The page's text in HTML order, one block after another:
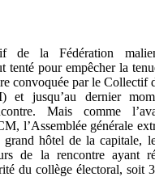
de la Fédération
pour empêcher la
convoquée par le Collectif
et jusqu’au dernier
Mais comme
l’Assemblée générale
hôtel de la capitale,
de la rencontre ayant
du collège électoral, soit